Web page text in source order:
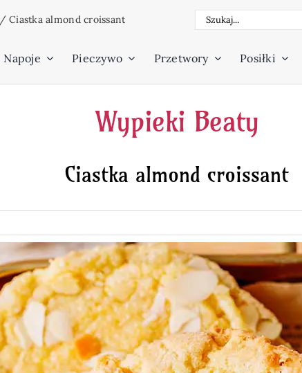
/Ciastka almond croissant Szukaj
Napoje Pieczywo Przetwory Posiłki
Wypieki Beaty
Ciastka almond croissant